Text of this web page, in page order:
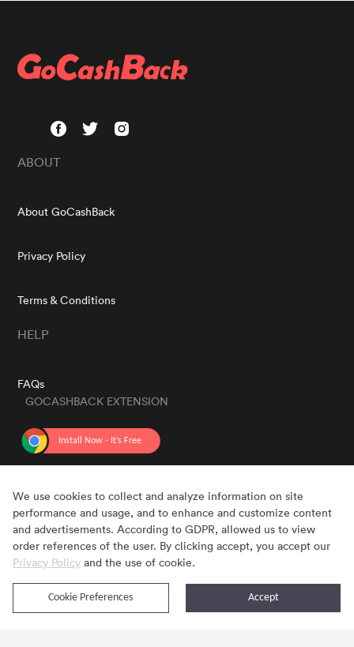
ABOUT
About GoCashBack
Privacy Policy
Terms & Conditions
HELP
FAQs
GOCASHBACK EXTENSION
Copyright © 2020 - 2026 Gocashback.com. All Rights Reserved.
We use cookies to collect and analyze information on site
performance and usage, and to enhance and customize content
and advertisements. According to GDPR, allowed us to view
order references of the user. By clicking accept, you accept our
Privacy Policy and the use of cookie.
Accept
Cookie Preferences